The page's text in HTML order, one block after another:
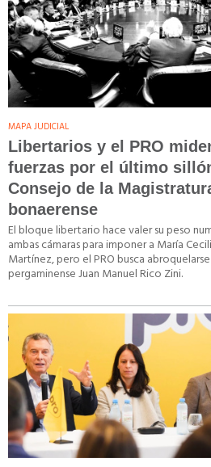
MAPA JUDICIAL
Libertarios y el PRO
fuerzas por el último
Consejo de la
bonaerense
El bloque libertario hace valer su peso
ambas cámaras para imponer a María
Martínez, pero el PRO busca
pergaminense Juan Manuel Rico Zini.